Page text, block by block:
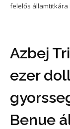
felelős államtitkára
Azbej
ezer
Benue